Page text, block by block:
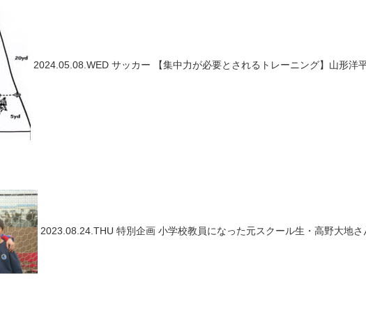
2024.05.08.WED サッカー 【集中力が必要とされるトレーニング】山形
2023.08.24.THU 特別企画 小学校教員になった元スクール生・高野大地